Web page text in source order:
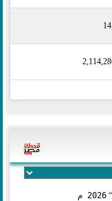
2026 م